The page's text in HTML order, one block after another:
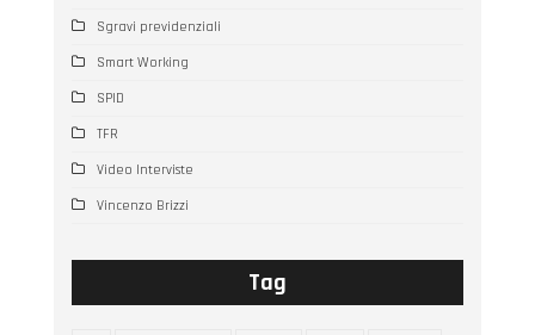
Sgravi previdenziali
Smart Working
SPID
TFR
Video Interviste
Vincenzo Brizzi
Tag